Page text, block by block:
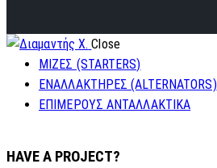
Close
ΜΙΖΕΣ (STARTERS)
ΕΝΑΛΛΑΚΤΗΡΕΣ (ALTERNATORS)
ΕΠΙΜΕΡΟΥΣ ΑΝΤΑΛΛΑΚΤΙΚΑ
HAVE A PROJECT?